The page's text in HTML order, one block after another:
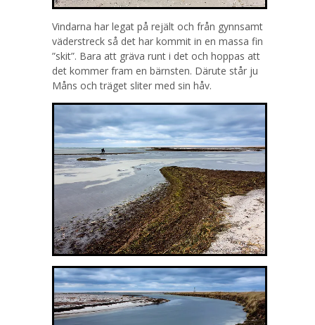
Vindarna har legat på rejält och från gynnsamt
väderstreck så det har kommit in en massa fin
”skit”. Bara att gräva runt i det och hoppas att
det kommer fram en bärnsten. Därute står ju
Måns och träget sliter med sin håv.